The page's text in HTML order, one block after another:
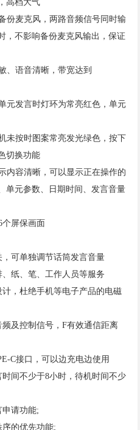
高档大气
份麦克风，两路音频信号同时输
，不影响备份麦克风输出，保证
、语音清晰，带宽达到
元发言时灯环为常亮红色，单元
未按时图案常亮发光绿色，按下
切换功能
内容清晰，可以显示正在操作的
单元参数、日期时间、发言音量
屏保画面
可单独调节话筒发言音量
纸、笔、工作人员等服务
，杜绝手机等电子产品的电磁
及控制信号，F有效通信距离
C接口，可以边充电边使用
间不少于8小时，待机时间不少
申请功能;
的优先功能;